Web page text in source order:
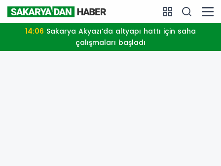
14:06
çalışmaları başladı